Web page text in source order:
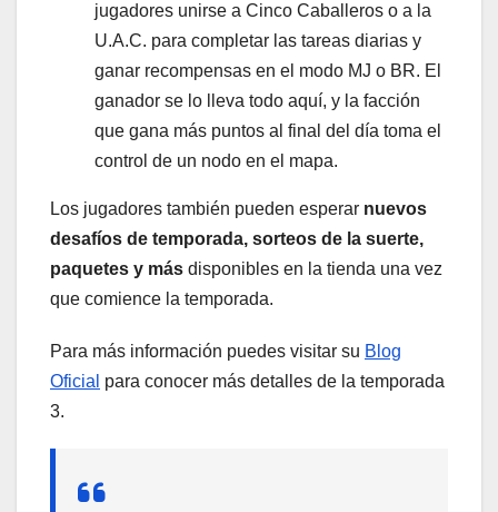
jugadores unirse a Cinco Caballeros o a la
U.A.C. para completar las tareas diarias y
ganar recompensas en el modo MJ o BR. El
ganador se lo lleva todo aquí, y la facción
que gana más puntos al final del día toma el
control de un nodo en el mapa.
Los jugadores también pueden esperar nuevos
desafíos de temporada, sorteos de la suerte,
paquetes y más disponibles en la tienda una vez
que comience la temporada.
Para más información puedes visitar su Blog
Oficial para conocer más detalles de la temporada
3.